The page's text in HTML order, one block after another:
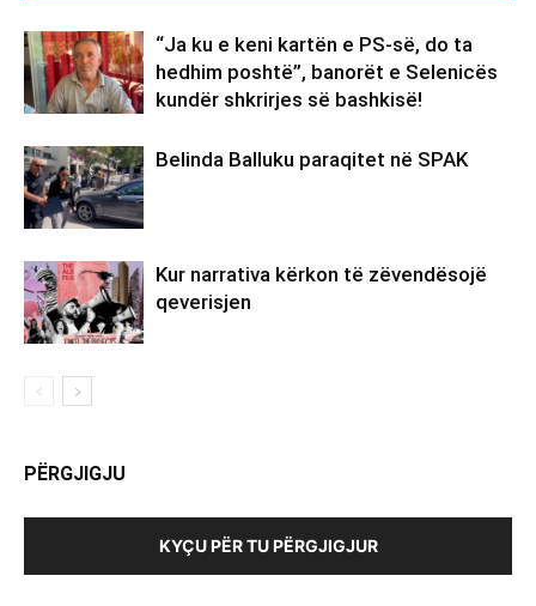
“Ja ku e keni kartën e PS-së, do ta
hedhim poshtë”, banorët e Selenicës
kundër shkrirjes së bashkisë!
Belinda Balluku paraqitet në SPAK
Kur narrativa kërkon të zëvendësojë
qeverisjen
PËRGJIGJU
KYÇU PËR TU PËRGJIGJUR